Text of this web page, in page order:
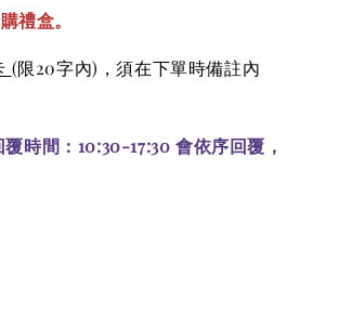
禮盒。
(限20字內) ，須在下單時備註內
時間：10:30-17:30 會依序回覆，